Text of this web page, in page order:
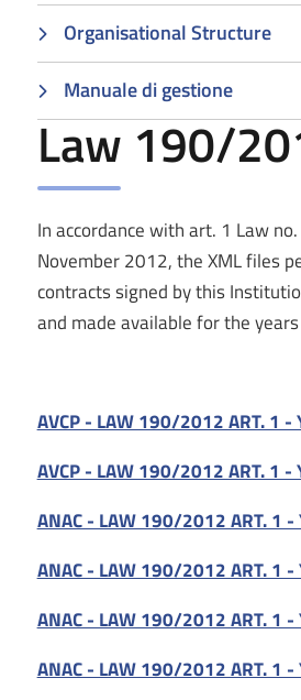
Organisational Structure
Manuale di gestione
Law 190/
In accordance with art. 1 Law
November 2012, the XML files
contracts signed by this
and made available for the
AVCP - LAW 190/2012 ART. 1 -
AVCP - LAW 190/2012 ART. 1 -
ANAC - LAW 190/2012 ART. 1 -
ANAC - LAW 190/2012 ART. 1 -
ANAC - LAW 190/2012 ART. 1 -
ANAC - LAW 190/2012 ART. 1 -